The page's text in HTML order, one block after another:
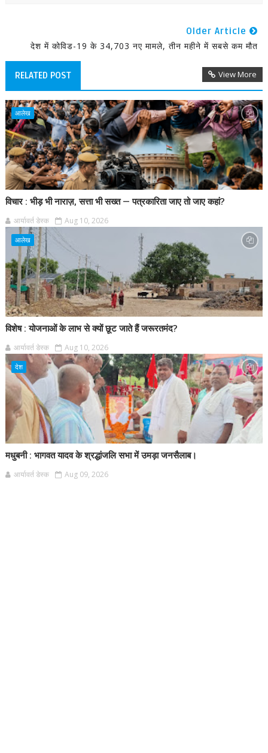
Older Article
देश में कोविड-19 के 34,703 नए मामले, तीन महीने में सबसे कम मौत
RELATED POST View More
आलेख
विचार : भीड़ भी नाराज़, सत्ता भी सख्त — पत्रकारिता जाए तो जाए कहां?
आर्यावर्त डेस्क Aug 10, 2026
आलेख
विशेष : योजनाओं के लाभ से क्यों छूट जाते हैं जरूरतमंद?
आर्यावर्त डेस्क Aug 10, 2026
देश
मधुबनी : भागवत यादव के श्रद्धांजलि सभा में उमड़ा जनसैलाब।
आर्यावर्त डेस्क Aug 09, 2026